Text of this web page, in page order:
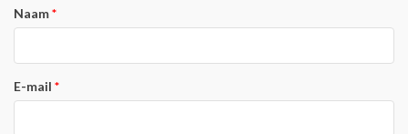
Naam
E-mail